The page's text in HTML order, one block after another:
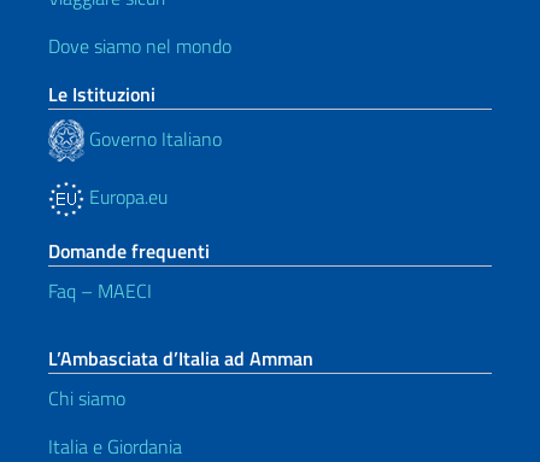
Dove siamo nel mondo
Le Istituzioni
Governo Italiano
Europa.eu
Domande frequenti
Faq – MAECI
L’Ambasciata d’Italia ad Amman
Chi siamo
Italia e Giordania